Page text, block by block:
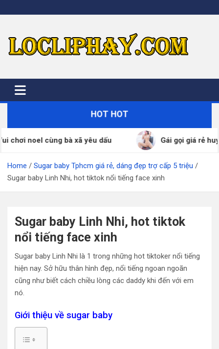
to
HOT HOT
cùng bà xã yêu dấu Gái gọi giá rẻ huyện
Home
Sugar baby Tphcm giá rẻ, dáng đẹp trợ cấp 5 triệu
Sugar baby Linh Nhi, hot tiktok nổi tiếng face xinh
Sugar baby Linh Nhi, hot tiktok
nổi tiếng face xinh
Sugar baby Linh Nhi là 1 trong những hot tiktoker nổi tiếng
hiện nay. Sở hữu thân hình đẹp, nổi tiếng ngoan ngoãn
cũng như biết cách chiều lòng các daddy khi đến với em
nó.
Giới thiệu về sugar baby